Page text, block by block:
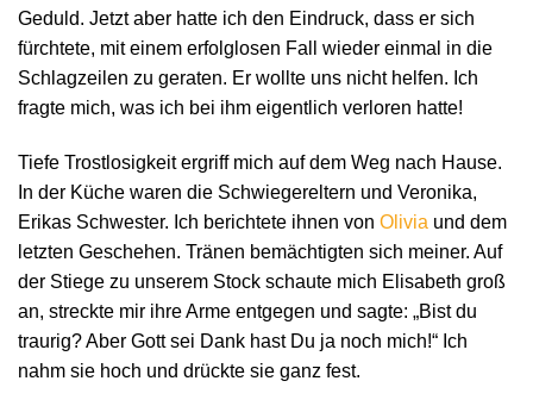
Geduld. Jetzt aber hatte ich den Eindruck, dass er sich
fürchtete, mit einem erfolglosen Fall wieder einmal in die
Schlagzeilen zu geraten. Er wollte uns nicht helfen. Ich
fragte mich, was ich bei ihm eigentlich verloren hatte!
Tiefe Trostlosigkeit ergriff mich auf dem Weg nach Hause.
In der Küche waren die Schwiegereltern und Veronika,
Erikas Schwester. Ich berichtete ihnen von Olivia und dem
letzten Geschehen. Tränen bemächtigten sich meiner. Auf
der Stiege zu unserem Stock schaute mich Elisabeth groß
an, streckte mir ihre Arme entgegen und sagte: „Bist du
traurig? Aber Gott sei Dank hast Du ja noch mich!“ Ich
nahm sie hoch und drückte sie ganz fest.